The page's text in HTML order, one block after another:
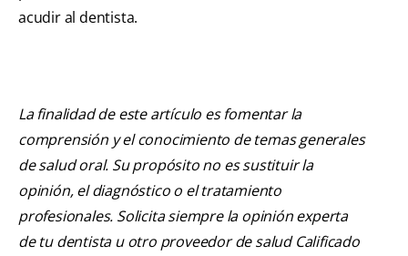
acudir al dentista.
La finalidad de este artículo es fomentar la
comprensión y el conocimiento de temas generales
de salud oral. Su propósito no es sustituir la
opinión, el diagnóstico o el tratamiento
profesionales. Solicita siempre la opinión experta
de tu dentista u otro proveedor de salud Calificado